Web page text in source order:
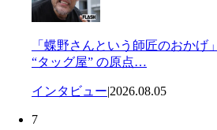
「蝶野さんという師匠のおかげ
“タッグ屋” の原点…
インタビュー|2026.08.05
7